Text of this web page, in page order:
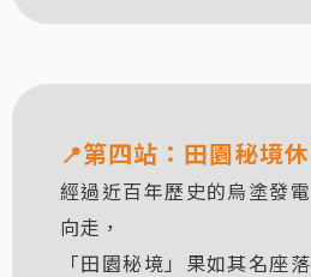
📍第四站： 田園秘境
經過近百年歷史的烏塗發
向走，
「田園秘境」果如其名座